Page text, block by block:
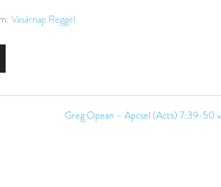
Vasárnap Reggel
Greg Opean – Apcsel (Acts) 7:39-50 »